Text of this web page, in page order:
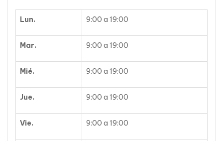
Lun. 9:00 a 19:00
Mar. 9:00 a 19:00
Mié. 9:00 a 19:00
Jue. 9:00 a 19:00
Vie. 9:00 a 19:00